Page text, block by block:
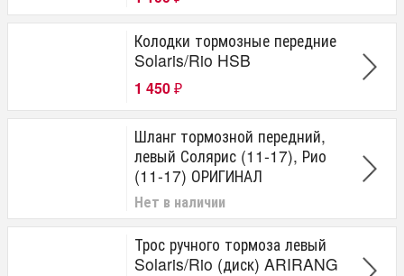
диски задние
барабаны тормозные
ремкомплект барабана
шланг тормозной передний
шланг тормозной задний
трубки тормозные
крышка бачка тормозной
тормозной суппорт
ремкомплект тормозного суппорта
поршень тормозного суппорта
направляющие тормозного суппорта
смазка суппортов
Колодки тормозные передние
Solaris/Rio HSB
1 450 ₽
Шланг тормозной передний,
левый Солярис (11-17), Рио
(11-17) ОРИГИНАЛ
Нет в наличии
Трос ручного тормоза левый
Solaris/Rio (диск) ARIRANG